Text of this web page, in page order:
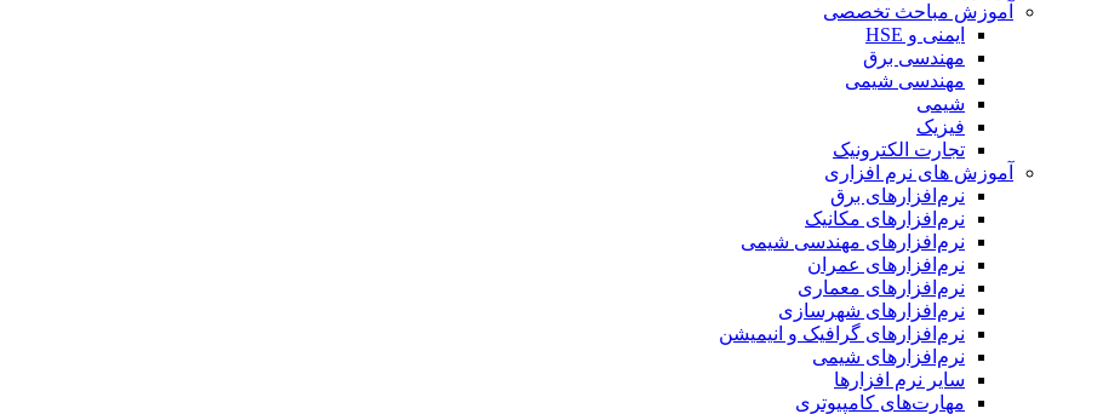
آموزش مباحث تخصصی
ایمنی و HSE
مهندسی برق
مهندسی شیمی
شیمی
فیزیک
تجارت الکترونیک
آموزش های نرم افزاری
نرم‌افزارهای برق
نرم‌افزارهای مکانیک
نرم‌افزارهای مهندسی شیمی
نرم‌افزارهای عمران
نرم‌افزارهای معماری
نرم‌افزارهای شهرسازی
نرم‌افزارهای گرافیک و انیمیشن
نرم‌افزارهای شیمی
سایر نرم افزارها
مهارت‌های کامپیوتری